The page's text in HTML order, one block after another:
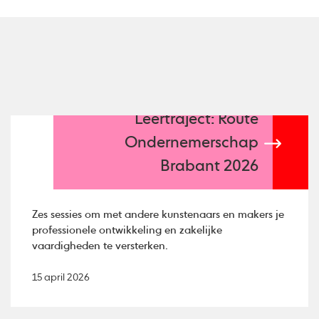
Leertraject: Route
Ondernemerschap
Brabant 2026
Zes sessies om met andere kunstenaars en makers je
professionele ontwikkeling en zakelijke
vaardigheden te versterken.
15 april 2026